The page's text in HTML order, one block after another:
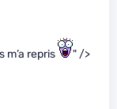
repris " />